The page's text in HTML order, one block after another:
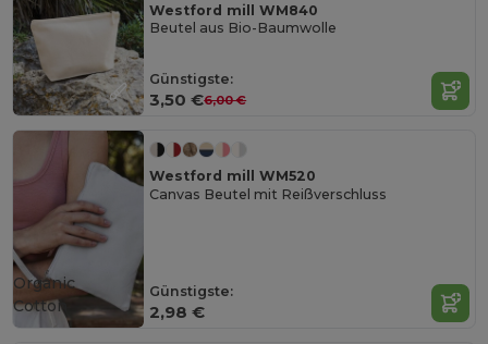
Westford mill WM840
Beutel aus Bio-Baumwolle
Günstigste:
3,50 €6,00 €
Westford mill WM520
Canvas Beutel mit Reißverschluss
Günstigste:
2,98 €
Organic
Cotton